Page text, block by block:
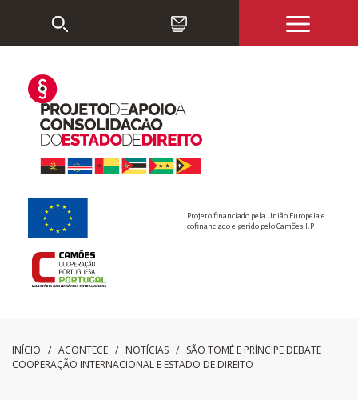
Projeto financiado pela União Europeia e
cofinanciado e gerido pelo Camões I.P
INÍCIO / ACONTECE / NOTÍCIAS / SÃO TOMÉ E PRÍNCIPE DEBATE
COOPERAÇÃO INTERNACIONAL E ESTADO DE DIREITO